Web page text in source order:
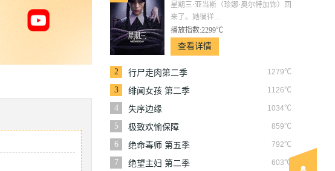
星期三·亚当斯（珍娜·奥尔特加饰）回
来了。她徜徉...
播放指数:2299℃
查看详情
2 1279℃
行尸走肉第二季
3
1126℃
绯闻女孩 第二季
4
1034℃
失序边缘
5
859℃
极致欢愉保障
6
792℃
绝命毒师 第五季
7
603℃
绝望主妇 第二季